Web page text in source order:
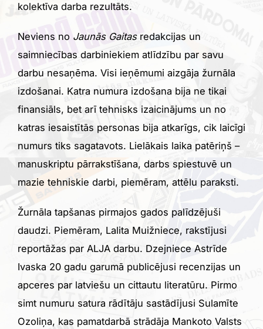
kolektīva darba rezultāts.
Neviens no Jaunās Gaitasredakcijas un
saimniecības darbiniekiem atlīdzību par savu
darbu nesaņēma. Visi ieņēmumi aizgāja žurnāla
izdošanai. Katra numura izdošana bija ne tikai
finansiāls, bet arī tehnisks izaicinājums un no
katras iesaistītās personas bija atkarīgs, cik laicīgi
numurs tiks sagatavots. Lielākais laika patēriņš –
manuskriptu pārrakstīšana, darbs spiestuvē un
mazie tehniskie darbi, piemēram, attēlu paraksti.
Žurnāla tapšanas pirmajos gados palīdzējuši
daudzi. Piemēram, Lalita Muižniece, rakstījusi
reportāžas par ALJA darbu. Dzejniece Astrīde
Ivaska 20 gadu garumā publicējusi recenzijas un
apceres par latviešu un cittautu literatūru. Pirmo
simt numuru satura rādītāju sastādījusi Sulamīte
Ozoliņa, kas pamatdarbā strādāja Mankoto Valsts